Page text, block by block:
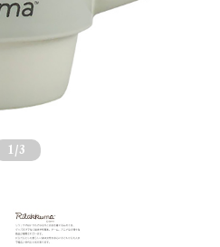
1 /3